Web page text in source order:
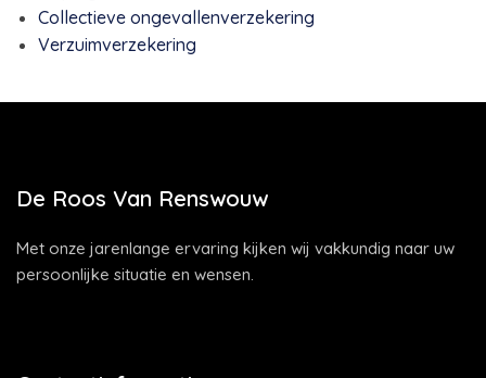
Collectieve ongevallenverzekering
Verzuimverzekering
De Roos Van Renswouw
Met onze jarenlange ervaring kijken wij vakkundig naar uw
persoonlijke situatie en wensen.